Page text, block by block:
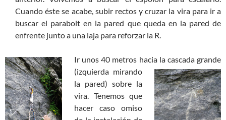
Cuando éste se acabe, subir rectos y cruzar la vira para ir a
buscar el parabolt en la pared que queda en la pared de
enfrente junto a una laja para reforzar la R.
Ir unos 40 metros hacia la cascada grande
(izquierda mirando
la pared) sobre la
vira. Tenemos que
hacer caso omiso